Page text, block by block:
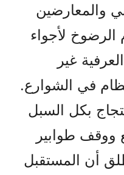
والمعارضين
الرضوخ لأجواء
غير
في الشوارع.
بكل السبل
ووقف طوابير
أن المستقبل